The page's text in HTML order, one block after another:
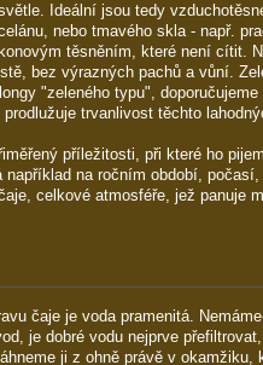
Ideální jsou tedy
nebo tmavého skla - např.
těsněním, které není cítit.
bez výrazných pachů a vůní.
"zeleného typu",
trvanlivost těchto
příležitosti, při které ho
na ročním období,
celkové atmosféře, jež panuje
čaje je voda pramenitá.
je dobré vodu nejprve
ji z ohně právě v okamžiku,